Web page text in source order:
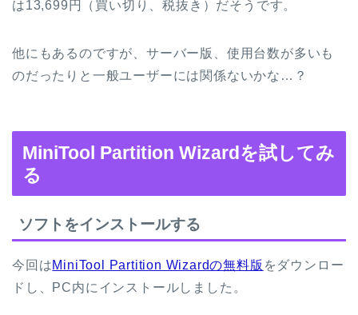
は13,699円（買い切り、税抜き）だそうです。
他にもあるのですが、サーバー版、使用台数が多いも
のだったりと一般ユーザーには関係ないかな…？
MiniTool Partition Wizardを試してみ
る
ソフトをインストールする
今回はMiniTool Partition Wizardの無料版 をダウンロー
ドし、PC内にインストールしました。